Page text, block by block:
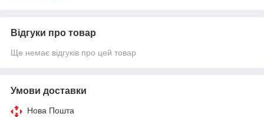
Відгуки про товар
Ще немає відгуків про цей товар
Умови доставки
Нова Пошта